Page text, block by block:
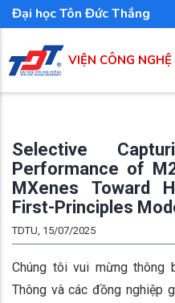
Nhảy
đến
nội
dung
Đại học Tôn Đức Thắng
VIỆN CÔNG NGHỆ
Selective
Performance of
MXenes Toward
First-Principles
TDTU, 15/07/2025
Chúng tôi vui mừng thông
Thông và các đồng nghiệp